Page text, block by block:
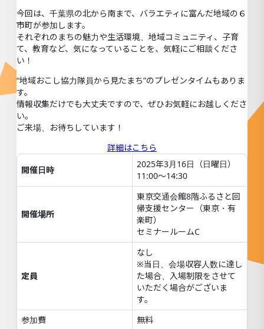
今回は、千葉県の北から南まで、バラエティに富んだ地域の６
市町が参加します。
それぞれのまちの魅力や生活環境、地域コミュニティ、子育
て、教育など、気になっていることを、気軽にご相談くださ
い！
“地域おこし協力隊員から見たまち”のプレゼンタイムもありま
す。
情報収集だけでも大丈夫ですので、ぜひお気軽にお越しくださ
い。
ご来場、お待ちしています！
詳細はこちら
開催日時
2025年3月16日（日曜日）
11:00～14:30
開催場所
東京交通会館8階ふるさと回
帰支援センター（東京・有
楽町）
セミナールームC
定員
なし
※当日、会場収容人数に達し
た場合、入場制限をさせて
いただく場合がございま
す。
参加費
無料